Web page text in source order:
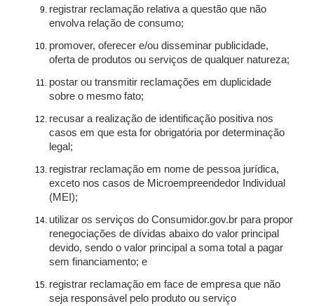
registrar reclamação relativa a questão que não
envolva relação de consumo;
promover, oferecer e/ou disseminar publicidade,
oferta de produtos ou serviços de qualquer natureza;
postar ou transmitir reclamações em duplicidade
sobre o mesmo fato;
recusar a realização de identificação positiva nos
casos em que esta for obrigatória por determinação
legal;
registrar reclamação em nome de pessoa jurídica,
exceto nos casos de Microempreendedor Individual
(MEI);
utilizar os serviços do Consumidor.gov.br para propor
renegociações de dívidas abaixo do valor principal
devido, sendo o valor principal a soma total a pagar
sem financiamento; e
registrar reclamação em face de empresa que não
seja responsável pelo produto ou serviço